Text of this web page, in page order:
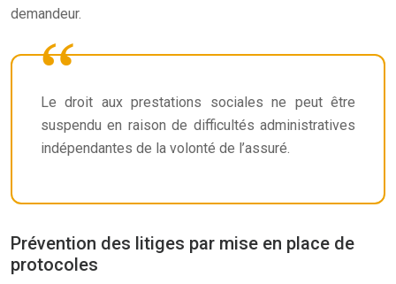
demandeur.
Le droit aux prestations sociales ne peut être
suspendu en raison de difficultés administratives
indépendantes de la volonté de l’assuré.
Prévention des litiges par mise en place de
protocoles